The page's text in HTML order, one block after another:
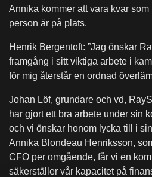
Annika kommer att vara kvar
person är på plats.
Henrik Bergentoft: ”Jag önskar
framgång i sitt viktiga arbete i
för mig återstår en ordnad
Johan Löf, grundare och vd,
har gjort ett bra arbete under sin
och vi önskar honom lycka till i
Annika Blondeau Henriksson,
CFO per omgående, får vi en
säkerställer vår kapacitet på